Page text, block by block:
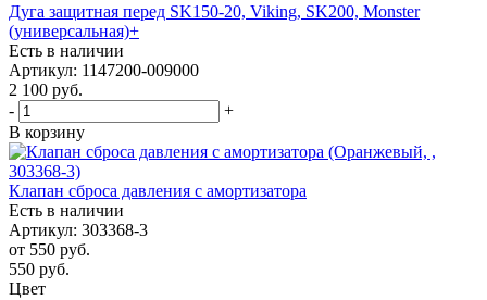
Дуга защитная перед SK150-20, Viking, SK200, Monster
(универсальная)+
Есть в наличии
Артикул: 1147200-009000
2 100 руб.
-
+
В корзину
Клапан сброса давления с амортизатора
Есть в наличии
Артикул: 303368-3
от 550 руб.
550 руб.
Цвет